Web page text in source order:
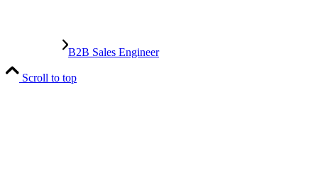
B2B Sales Engineer
Scroll to top